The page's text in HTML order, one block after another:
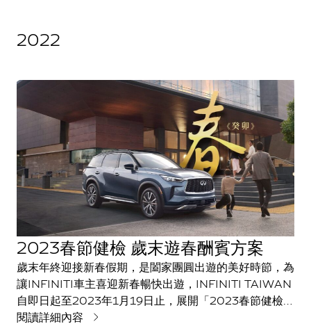
2022
2023春節健檢 歲末遊春酬賓方案
歲末年終迎接新春假期，是闔家團圓出遊的美好時節，為
讓INFINITI車主喜迎新春暢快出遊，INFINITI TAIWAN
自即日起至2023年1月19日止，展開「2023春節健檢活
動」。
閱讀詳細內容